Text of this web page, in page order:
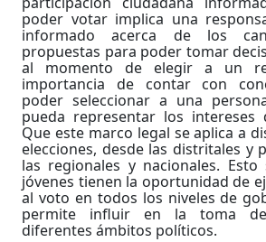
poder votar implica una
informado acerca de los
propuestas para poder tomar
al momento de elegir a un
importancia de contar con
poder seleccionar a una
pueda representar los intereses
Que este marco legal se aplica a
elecciones, desde las distritales y
las regionales y nacionales.
jóvenes tienen la oportunidad de
al voto en todos los niveles de
permite influir en la toma de
diferentes ámbitos políticos.